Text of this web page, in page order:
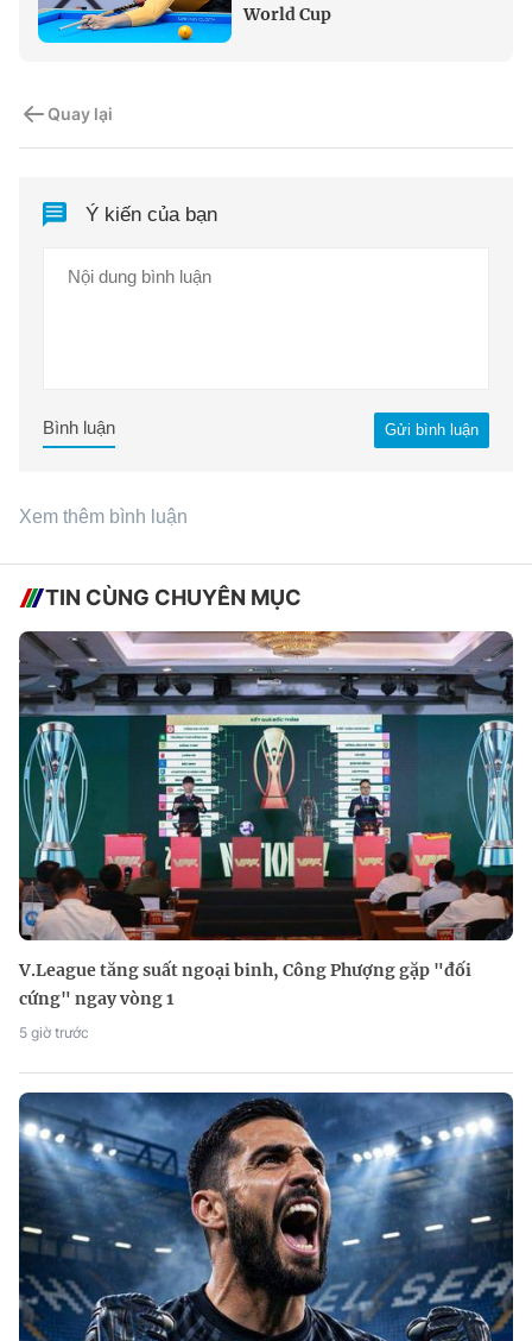
World Cup
Quay lại
Ý kiến của bạn
Gửi bình luận
Bình luận
Xem thêm bình luận
TIN CÙNG CHUYÊN MỤC
V.League tăng suất ngoại binh, Công Phượng gặp "đối
cứng" ngay vòng 1
5 giờ trước